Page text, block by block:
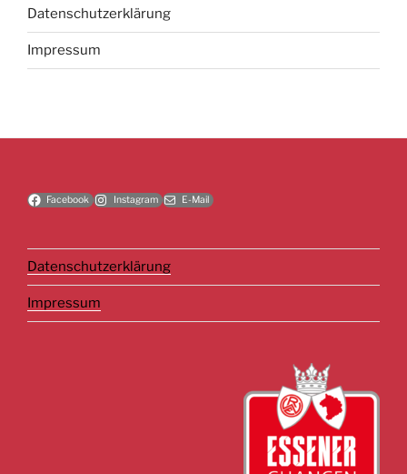
Datenschutzerklärung
Impressum
Facebook Instagram E-Mail
Datenschutzerklärung
Impressum